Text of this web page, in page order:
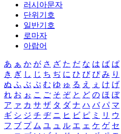
러시아문자
단위기호
일반기호
로마자
아랍어
あ ぁ か が さ ざ た だ な は ば ぱ
き ぎ し じ ち ぢ に ひ び ぴ み り
ぬ ふ ぶ ぷ む ゆ ゅ る え ぇ け げ
れ お ぉ こ ご そ ぞ と ど の ほ ぼ
ア ァ カ サ ザ タ ダ ナ ハ バ パ マ
ギ シ ジ チ ヂ ニ ヒ ビ ピ ミ リ ウ
フ ブ プ ム ユ ュ ル エ ェ ケ ゲ セ